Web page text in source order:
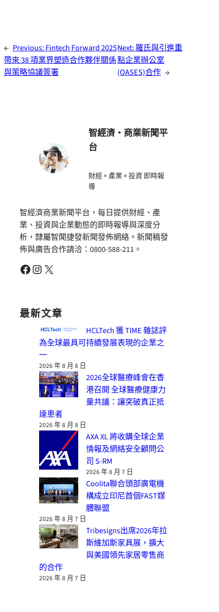
← Previous: Fintech Forward 2025
帶來 38 項業界塑造合作夥伴關係
與策略協議簽署
Next: 羅氏與引進重
點企業辦公室
(OASES)合作 →
智經濟・商業新聞平
台
財經 × 產業 × 投資 即時報
導
智經濟商業新聞平台，每日提供財經、產
業、投資與企業動態的即時報導與深度分
析，隸屬智聞捷發新聞發佈網絡。新聞稿發
佈與廣告合作請洽：0800-588-211。
Facebook Instagram X
最新文章
HCLTech 獲 TIME 雜誌評
為全球最具可持續發展表現的企業之
一
2026 年 8 月 8 日
2026全球醫療峰會在香
港召開 全球醫療健康力
量共議：讓突破真正抵
達患者
2026 年 8 月 8 日
AXA XL 將收購全球企業
情報及網絡安全顧問公
司 S-RM
2026 年 8 月 7 日
Coolita聯合頭部廣電機
構成立印尼首個FAST媒
體聯盟
2026 年 8 月 7 日
Tribesigns出席2026年拉
斯維加斯家具展，擴大
與美國領先家居零售商
的合作
2026 年 8 月 7 日